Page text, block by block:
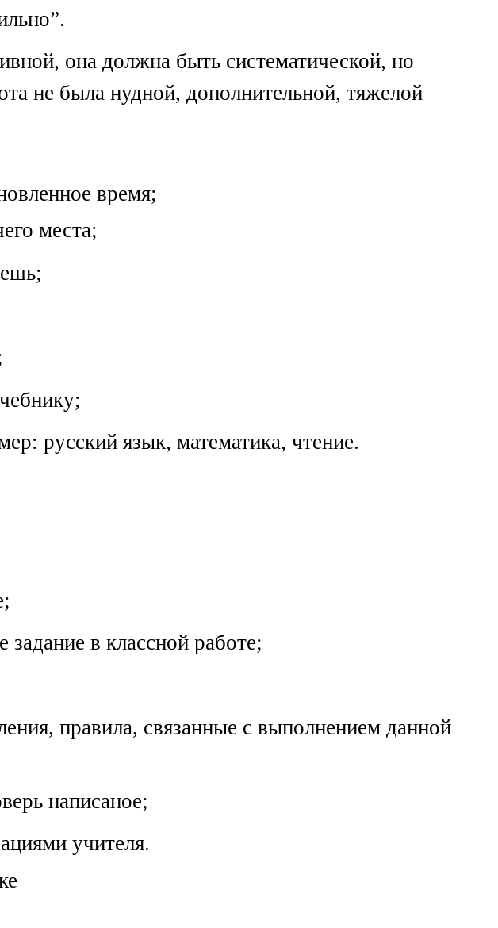
она должна быть систематической, но
не была нудной, дополнительной, тяжелой
время;
места;
русский язык, математика, чтение.
в классной работе;
правила, связанные с выполнением данной
написаное;
учителя.